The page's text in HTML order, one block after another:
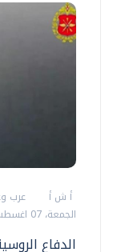
أ ش أ
عرب
الجمعة، 07 اغسطس 2026 07:16 م
الدفاع